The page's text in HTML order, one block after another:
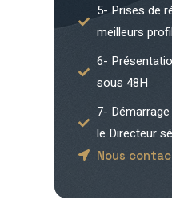
5- Prises de
meilleurs
6-
sous 48H
7-
le Directeur
Nous